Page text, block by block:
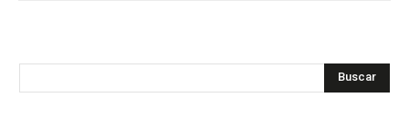
Buscar